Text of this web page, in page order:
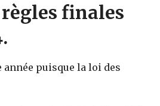
finales
puisque la loi des